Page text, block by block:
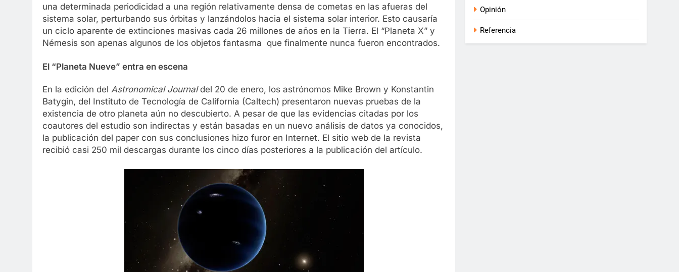
una determinada periodicidad a una región relativamente densa de cometas en las afueras del
sistema solar, perturbando sus órbitas y lanzándolos hacia el sistema solar interior. Esto causaría
un ciclo aparente de extinciones masivas cada 26 millones de años en la Tierra. El “Planeta X” y
Némesis son apenas algunos de los objetos fantasma que finalmente nunca fueron encontrados.
El “Planeta Nueve” entra en escena
En la edición del Astronomical Journaldel 20 de enero, los astrónomos Mike Brown y Konstantin
Batygin, del Instituto de Tecnología de California (Caltech) presentaron nuevas pruebas de la
existencia de otro planeta aún no descubierto. A pesar de que las evidencias citadas por los
coautores del estudio son indirectas y están basadas en un nuevo análisis de datos ya conocidos,
la publicación del paper con sus conclusiones hizo furor en Internet. El sitio web de la revista
recibió casi 250 mil descargas durante los cinco días posteriores a la publicación del artículo.
Opinión
Referencia